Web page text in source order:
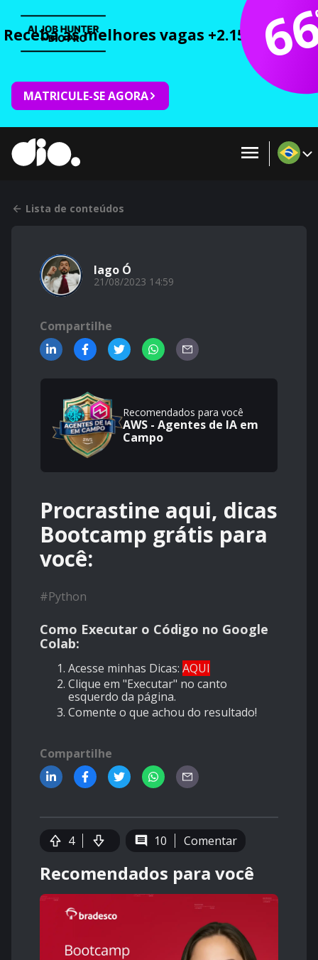
Receba as melhores vagas +2.150 cursos
MATRICULE-SE AGORA
Lista de conteúdos
Iago Ó
21/08/2023 14:59
Compartilhe
Recomendados para você
AWS - Agentes de IA em
Campo
Procrastine aqui, dicas
Bootcamp grátis para
você:
#Python
Como Executar o Código no Google
Colab:
Acesse minhas Dicas: AQUI
Clique em "Executar" no canto
esquerdo da página.
Comente o que achou do resultado!
Compartilhe
4 10 Comentar
Recomendados para você